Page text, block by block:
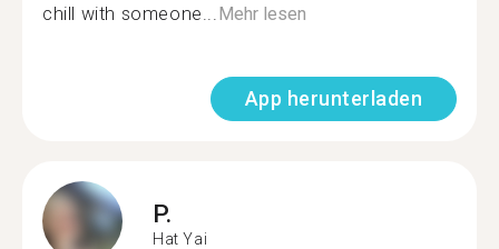
chill with someone...Mehr lesen
App herunterladen
P.
Hat Yai